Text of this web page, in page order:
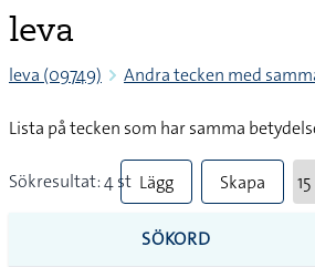
leva
leva (09749) Andra tecken med
Lista på tecken som har samma
Sökresultat: 4 st Lägg
till
Skapa
SÖKORD